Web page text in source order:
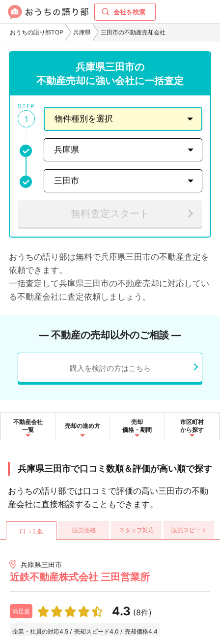
会社を検索
おうちの語り部TOP 兵庫県 三田市の不動産売却会社
兵庫県三田市の
不動産売却に強い会社に一括査定
STEP
1
無料査定スタート
おうちの語り部は無料で兵庫県三田市の不動産査定を
依頼できます。
一括査定して兵庫県三田市の不動産売却に対応してい
る不動産会社に査定依頼しましょう。
― 不動産の売却以外のご相談 ―
購入を検討の方はこちら
不動産会社
一覧
売却の進め方
売却
価格・期間
市区町村
から探す
兵庫県三田市で口コミ数順＆評価が高い順で探す
おうちの語り部では口コミで評価の高い三田市の不動
産会社に直接相談することもできます。
口コミ数 販売価格 スタッフ対応 販売スピード
兵庫県三田市
近鉄不動産株式会社 三田営業所
満足度 4.3 (8件)
企業・社員の対応4.5 / 売却スピード4.0 / 売却価格4.4